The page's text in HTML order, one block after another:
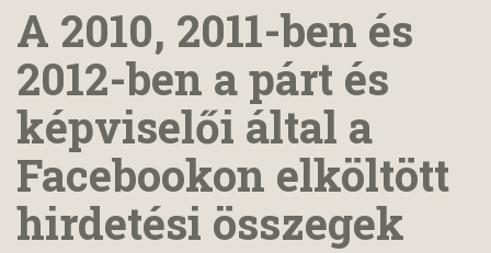
A 2010, 2011-ben és
2012-ben a párt és
képviselői által a
Facebookon elköltött
hirdetési összegek